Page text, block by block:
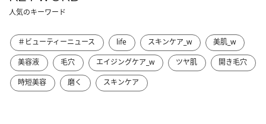
人気のキーワード
＃ビューティーニュース life スキンケア_w
美肌_w
美容液
毛穴 エイジングケア_w ツヤ肌
開き毛穴
時短美容
磨く スキンケア